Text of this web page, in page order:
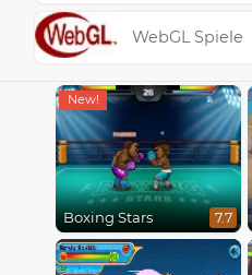
WebGL Spiele
Boxing Stars 7.7